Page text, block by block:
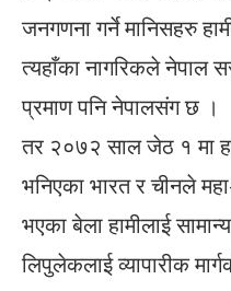
जनगणना गर्ने मानिसहरु
त्यहाँका नागरिकले नेपाल
प्रमाण पनि नेपालसंग छ ।
तर २०७२ साल जेठ १ मा
भनिएका भारत र चीनले
भएका बेला हामीलाई
लिपुलेकलाई व्यापारीक